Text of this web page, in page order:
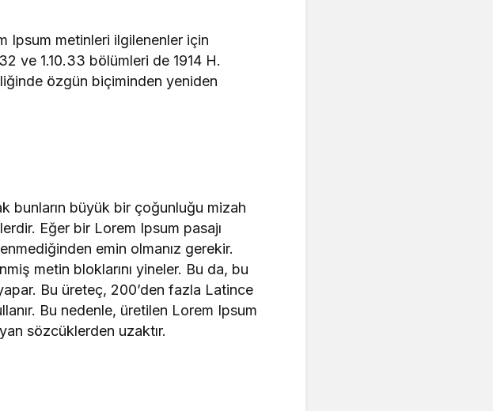
Ipsum metinleri ilgilenenler için
ve 1.10.33 bölümleri de 1914 H.
özgün biçiminden yeniden
bunların büyük bir çoğunluğu mizah
Eğer bir Lorem Ipsum pasajı
emin olmanız gerekir.
metin bloklarını yineler. Bu da, bu
Bu üreteç, 200’den fazla Latince
Bu nedenle, üretilen Lorem Ipsum
sözcüklerden uzaktır.